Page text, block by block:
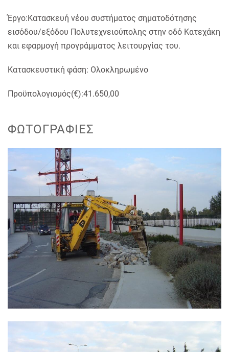
Έργο:Κατασκευή νέου συστήματος σηματοδότησης
εισόδου/εξόδου Πολυτεχνειούπολης στην οδό Κατεχάκη
και εφαρμογή προγράμματος λειτουργίας του.
Κατασκευστική φάση: Ολοκληρωμένο
Προϋπολογισμός(€):41.650,00
ΦΩΤΟΓΡΑΦΊΕΣ